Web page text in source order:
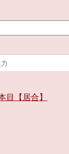
目【居合】